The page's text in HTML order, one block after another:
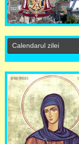
Calendarul zilei